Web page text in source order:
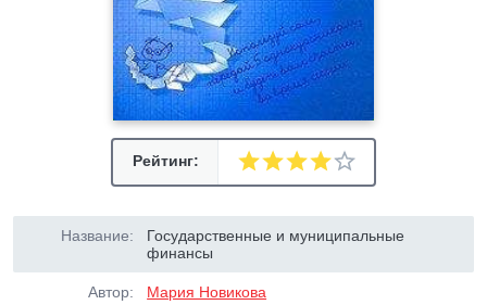
Рейтинг:
Название:
Государственные и муниципальные
финансы
Автор: Мария Новикова